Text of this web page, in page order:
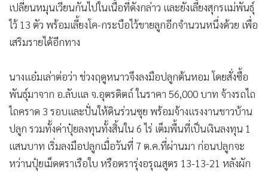
เปลี่ยนหมุนเวียนกันไปในเนื้อที่ดังกล่าว และยังเลี้ยงสุกรแม่พันธุ์
ไว้ 13 ตัว พร้อมเลี้ยงโค-กระบือไว้ขายลูกอีกจำนวนหนึ่งด้วย เพื่อ
เสริมรายได้อีกทาง
นางแอ๋มเล่าต่อว่า ช่วงฤดูหนาวจึงลงมือปลูกต้นหอม โดยสั่งซื้อ
พันธุ์มาจาก อ.ลับแล จ.อุตรดิตถ์ ในราคา 56,000 บาท จ้างรถไถ
ไถคราด 3 รอบและปั่นให้ดินร่วนซุย พร้อมจ้างแรงงานชาวบ้าน
ปลูก รวมทั้งค่าปุ๋ยลงทุนทั้งสิ้นใน 6 ไร่ เต็มพื้นที่เป็นเงินลงทุน 1
แสนบาท เริ่มลงมือปลูกเมื่อวันที่ 7 ต.ค.ที่ผ่านมา ก่อนปลูกจะ
หว่านปุ๋ยเม็ดตราเรือใบ หรือตรารุ่งอรุณสูตร 13-13-21 หลังผัก